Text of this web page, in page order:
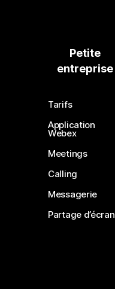
Petite
entreprise
Tarifs
Application
Webex
Meetings
Calling
Messagerie
Partage d’écran